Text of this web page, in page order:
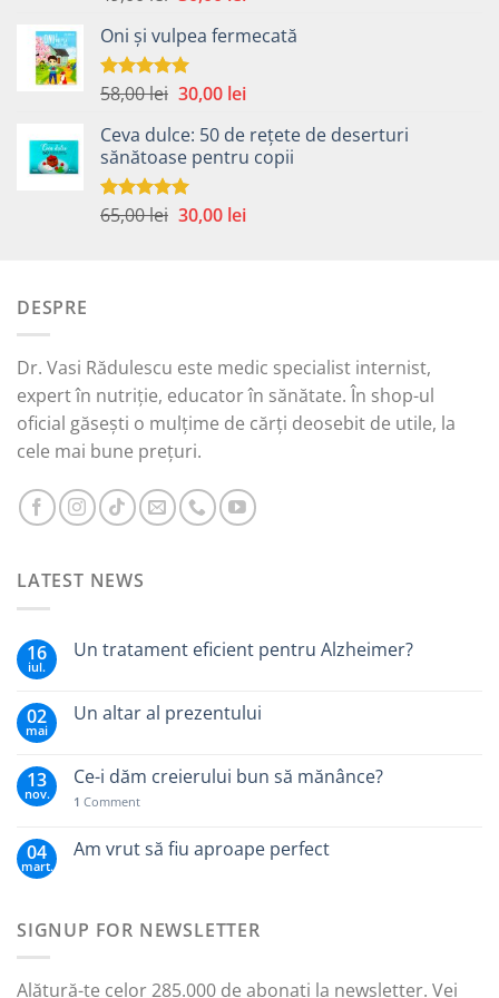
a
fost:
49,00 lei.
este:
Oni și vulpea fermecată
Evaluat la
58,00lei Prețul
a
fost:
58,00 lei.
30,00 leiPrețul
este:
30,00 lei.
Ceva dulce: 50 de rețete de deserturi
sănătoase pentru copii
Evaluat la
65,00lei Prețul
30,00 leiPrețul
DESPRE
Dr. Vasi Rădulescu este medic specialist internist,
expert în nutriție, educator în sănătate. În shop-ul
oficial găsești o mulțime de cărți deosebit de utile, la
cele mai bune prețuri.
LATEST NEWS
16
iul.
Un tratament eficient pentru Alzheimer?
02
mai
Un altar al prezentului
13
nov.
Ce-i dăm creierului bun să mănânce?
1 Comment
04
mart.
Am vrut să fiu aproape perfect
SIGNUP FOR NEWSLETTER
Alătură-te celor 285.000 de abonați la newsletter. Vei